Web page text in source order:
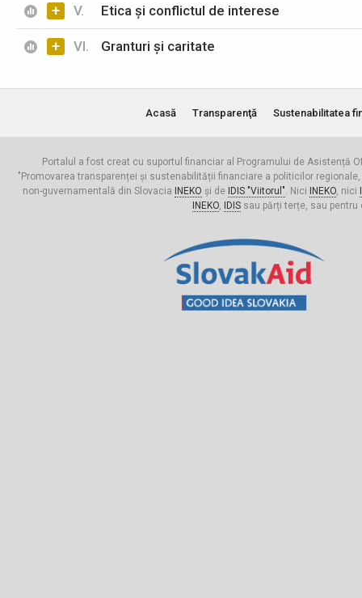
+ V. Etica și conflictul de interese
+ VI. Granturi și caritate
Acasă Transparenţă Sustenabilitatea
Portalul a fost creat cu suportul financiar al Programului de Asistență
"Promovarea transparenței și sustenabilității financiare a politicilor
non-guvernamentală din Slovacia
INEKO și de IDIS "Viitorul". Nici INEKO, nici
INEKO, IDISsau părți terțe, sau pentru